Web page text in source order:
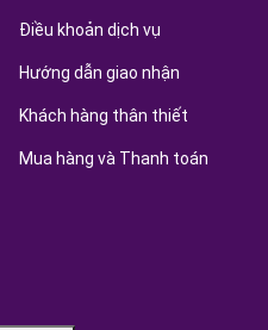
Điều khoản dịch vụ
Hướng dẫn giao nhận
Khách hàng thân thiết
Mua hàng và Thanh toán